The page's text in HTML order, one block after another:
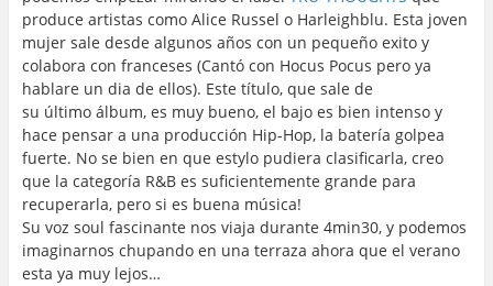
produce artistas como Alice Russel o Harleighblu. Esta joven
mujer sale desde algunos años con un pequeño exito y
colabora con franceses (Cantó con Hocus Pocus pero ya
hablare un dia de ellos). Este título, que sale de
su último álbum, es muy bueno, el bajo es bien intenso y
hace pensar a una producción Hip-Hop, la batería golpea
fuerte. No se bien en que estylo pudiera clasificarla, creo
que la categoría R&B es suficientemente grande para
recuperarla, pero si es buena música!
Su voz soul fascinante nos viaja durante 4min30, y podemos
imaginarnos chupando en una terraza ahora que el verano
esta ya muy lejos…